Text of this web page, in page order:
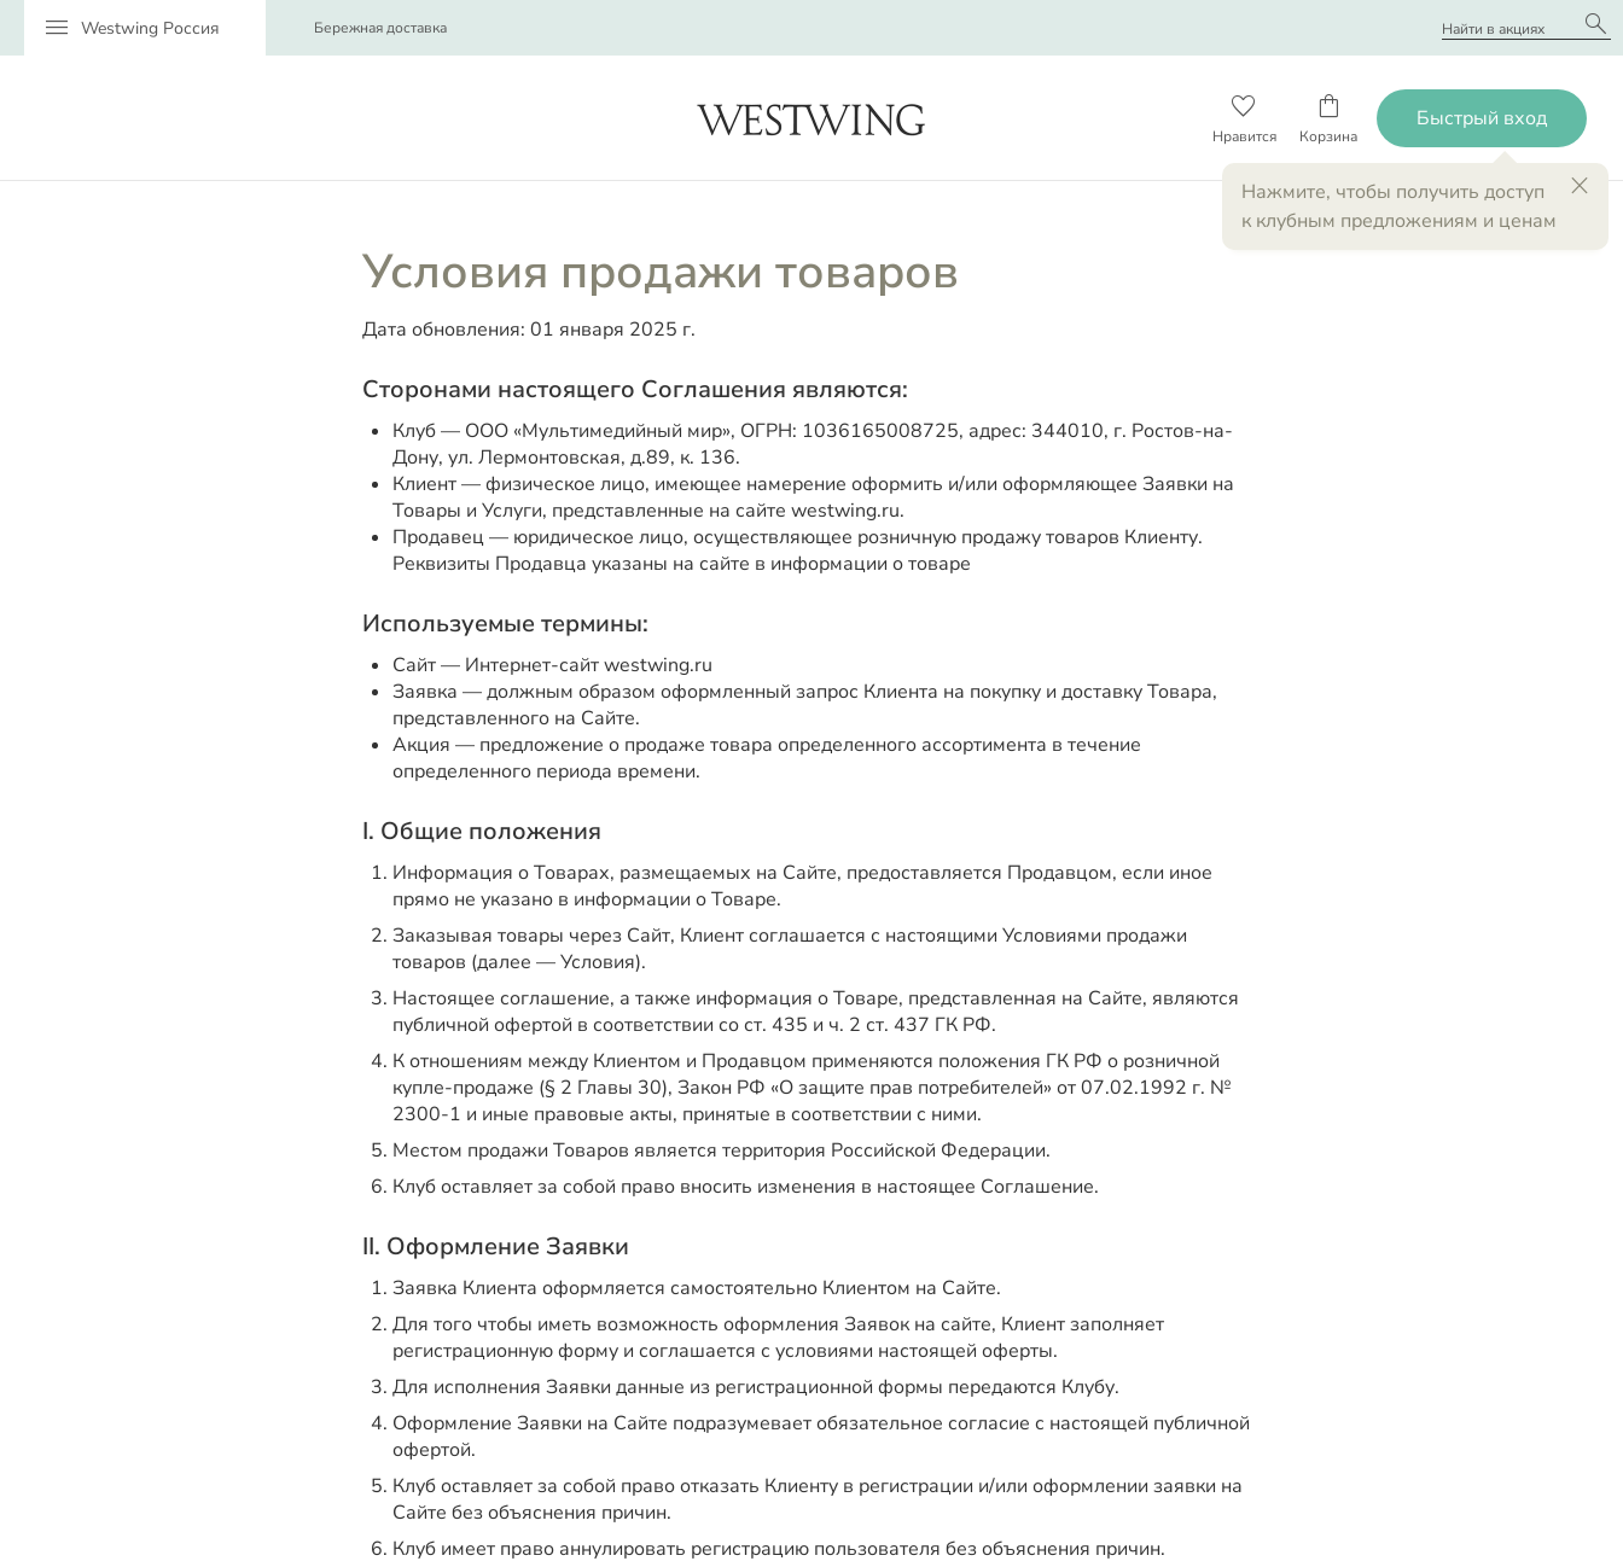
search
menu Бережная доставка search
favorite_border shopping_bag
close
Нажмите, чтобы получить доступ
к клубным предложениям и ценам
Условия продажи товаров
Дата обновления: 01 января 2025 г.
Сторонами настоящего Соглашения являются:
Клуб — ООО «Мультимедийный мир», ОГРН: 1036165008725, адрес: 344010, г. Ростов-на-
Дону, ул. Лермонтовская, д.89, к. 136.
Клиент — физическое лицо, имеющее намерение оформить и/или оформляющее Заявки на
Товары и Услуги, представленные на сайте westwing.ru.
Продавец — юридическое лицо, осуществляющее розничную продажу товаров Клиенту.
Реквизиты Продавца указаны на сайте в информации о товаре
Используемые термины:
Сайт — Интернет-сайт westwing.ru
Заявка — должным образом оформленный запрос Клиента на покупку и доставку Товара,
представленного на Сайте.
Акция — предложение о продаже товара определенного ассортимента в течение
определенного периода времени.
I. Общие положения
Информация о Товарах, размещаемых на Сайте, предоставляется Продавцом, если иное
прямо не указано в информации о Товаре.
Заказывая товары через Сайт, Клиент соглашается с настоящими Условиями продажи
товаров (далее — Условия).
Настоящее соглашение, а также информация о Товаре, представленная на Сайте, являются
публичной офертой в соответствии со ст. 435 и ч. 2 ст. 437 ГК РФ.
К отношениям между Клиентом и Продавцом применяются положения ГК РФ о розничной
купле-продаже (§ 2 Главы 30), Закон РФ «О защите прав потребителей» от 07.02.1992 г. №
2300-1 и иные правовые акты, принятые в соответствии с ними.
Местом продажи Товаров является территория Российской Федерации.
Клуб оставляет за собой право вносить изменения в настоящее Соглашение.
II. Оформление Заявки
Заявка Клиента оформляется самостоятельно Клиентом на Сайте.
Для того чтобы иметь возможность оформления Заявок на сайте, Клиент заполняет
регистрационную форму и соглашается с условиями настоящей оферты.
Для исполнения Заявки данные из регистрационной формы передаются Клубу.
Оформление Заявки на Сайте подразумевает обязательное согласие с настоящей публичной
офертой.
Клуб оставляет за собой право отказать Клиенту в регистрации и/или оформлении заявки на
Сайте без объяснения причин.
Клуб имеет право аннулировать регистрацию пользователя без объяснения причин.